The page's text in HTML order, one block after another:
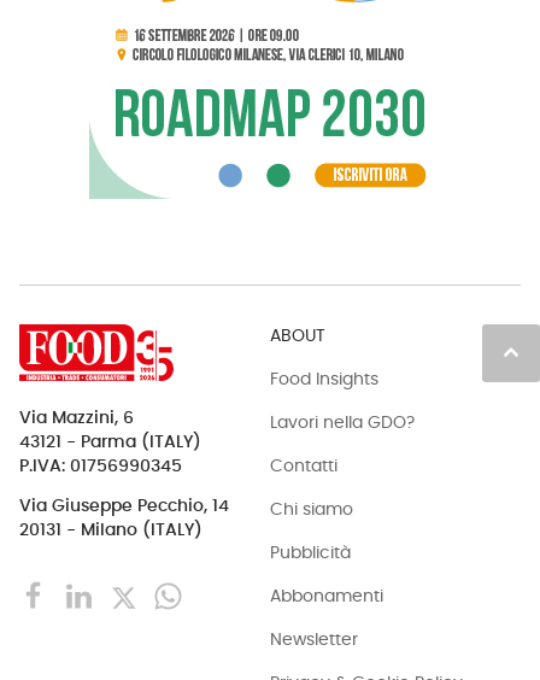
keyboard_arrow_up
Via Mazzini, 6
43121 - Parma (ITALY)
P.IVA: 01756990345
Via Giuseppe Pecchio, 14
20131 - Milano (ITALY)
ABOUT
Food Insights
Lavori nella GDO?
Contatti
Chi siamo
Pubblicità
Abbonamenti
Newsletter